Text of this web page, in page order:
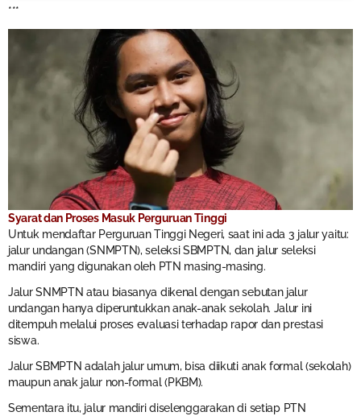
***
Syarat dan Proses Masuk Perguruan Tinggi
Untuk mendaftar Perguruan Tinggi Negeri, saat ini ada 3 jalur yaitu:
jalur undangan (SNMPTN), seleksi SBMPTN, dan jalur seleksi
mandiri yang digunakan oleh PTN masing-masing.
Jalur SNMPTN atau biasanya dikenal dengan sebutan jalur
undangan hanya diperuntukkan anak-anak sekolah. Jalur ini
ditempuh melalui proses evaluasi terhadap rapor dan prestasi
siswa.
Jalur SBMPTN adalah jalur umum, bisa diikuti anak formal (sekolah)
maupun anak jalur non-formal (PKBM).
Sementara itu, jalur mandiri diselenggarakan di setiap PTN